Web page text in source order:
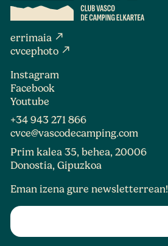
errimaia north_east
cvcephoto north_east
Instagram
Facebook
Youtube
+34 943 271 866
cvce@vascodecamping.com
Prim kalea 35, behea, 20006
Donostia, Gipuzkoa
Eman izena gure newsletterrean!